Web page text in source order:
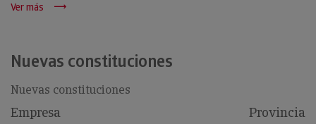
Ver más
Nuevas constituciones
Nuevas constituciones
Empresa Provincia